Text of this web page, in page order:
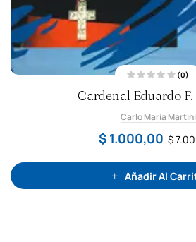
a
l
r
a
d
o
n
0
d
(0)
Cardenal Eduardo
Carlo María Martini
$
$ 1.000,00
Añadir Al